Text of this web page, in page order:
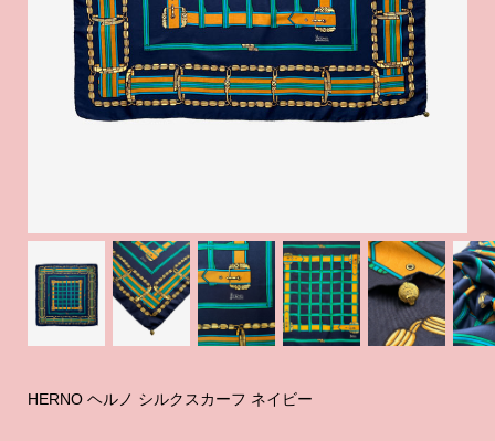
HERNO ヘルノ シルクスカーフ ネイビー